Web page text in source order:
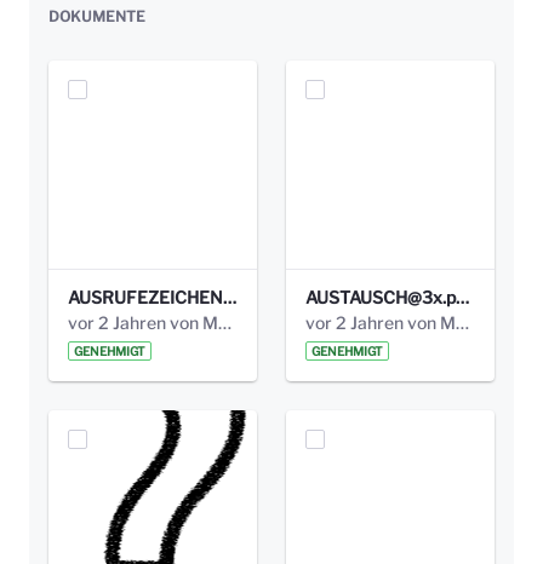
DOKUMENTE
AUSRUFEZEICHEN@3x.png
vor 2 Jahren von Marcel Eckert
GENEHMIGT
AUSTAUSCH@3x.png
vor 2 Jahren von Marcel Eckert
GENEHMIGT